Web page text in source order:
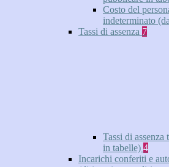
Costo del
indeterminato
Tassi di assenza 7
Tassi di
in tabelle) 4
Incarichi conferiti e